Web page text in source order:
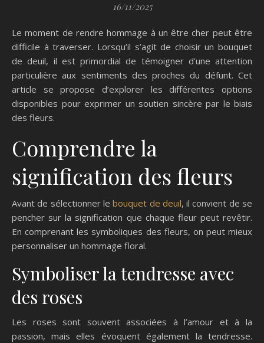
16/11/2025
Le moment de rendre hommage à un être cher peut être
difficile à traverser. Lorsqu’il s’agit de choisir un bouquet
de deuil, il est primordial de témoigner d’une attention
particulière aux sentiments des proches du défunt. Cet
article se propose d’explorer les différentes options
disponibles pour exprimer un soutien sincère par le biais
des fleurs.
Comprendre la
signification des fleurs
Avant de sélectionner lebouquet de deuil, il convient de se
pencher sur la signification que chaque fleur peut revêtir.
En comprenant les symboliques des fleurs, on peut mieux
personnaliser un hommage floral.
Symboliser la tendresse avec
des roses
Les roses sont souvent associées à l’amour et à la
passion, mais elles évoquent également la tendresse.